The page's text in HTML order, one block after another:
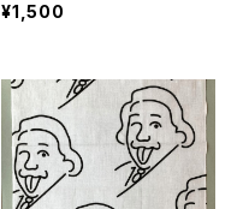
¥1,500